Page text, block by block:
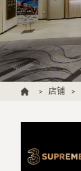
店铺